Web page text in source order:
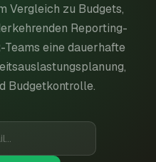
Vergleich zu Budgets,
Reporting-
eine dauerhafte
Budgetkontrolle.